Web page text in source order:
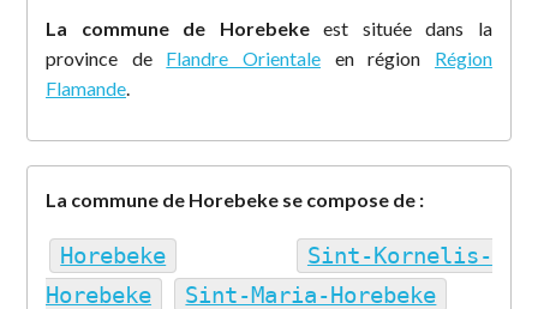
La commune de Horebekeest située dans la
province de Flandre Orientale en région Région
Flamande
La commune de Horebeke se compose de :
Horebeke
Sint-Kornelis-
Horebeke
Sint-Maria-Horebeke